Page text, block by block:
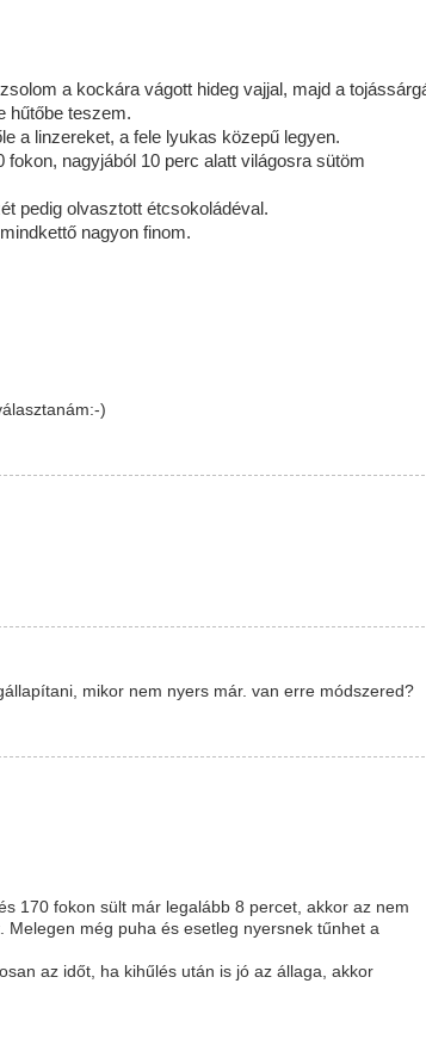
a kockára vágott hideg vajjal, majd a
hűtőbe teszem.
a linzereket, a fele lyukas közepű legyen.
nagyjából 10 perc alatt világosra sütöm
pedig olvasztott étcsokoládéval.
nagyon finom.
)
mikor nem nyers már. van erre módszered?
170 fokon sült már legalább 8 percet, akkor az nem
még puha és esetleg nyersnek tűnhet a
az időt, ha kihűlés után is jó az állaga, akkor